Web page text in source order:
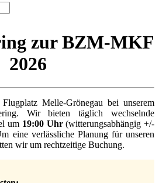
zur BZM-MKF
2026
Melle-Grönegau bei unserem
Wir bieten täglich wechselnde
um 19:00 Uhr(witterungsabhängig +/-
eine verlässliche Planung für unseren
wir um rechtzeitige Buchung.